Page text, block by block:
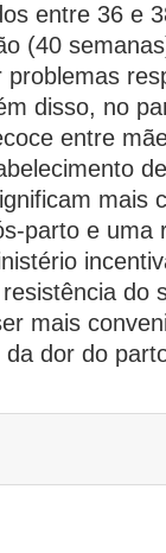
entre 36 e
(40
disso, no
entre
mais
parto e uma
do
mais
dor do